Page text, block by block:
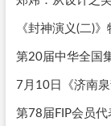
《封神演义(二)
第20届中华全国
7月10日《济南
第78届FIP会员